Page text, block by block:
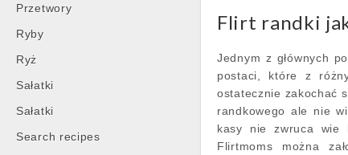
Przetwory
Ryby
Ryż
Sałatki
Sałatki
Search recipes
Flirt randki
Jednym z głównych
postaci, które z
ostatecznie zakochać
randkowego ale nie
kasy nie zwruca wie
Flirtmoms można